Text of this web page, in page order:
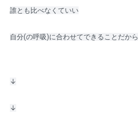
誰とも比べなくていい
自分(の呼吸)に合わせてできることだから
↓
↓